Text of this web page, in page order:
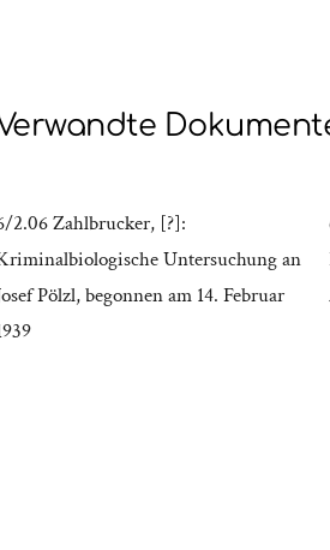
2.06 Zahlbrucker, [?]:
Untersuchung an
Pölzl, begonnen am 14. Februar